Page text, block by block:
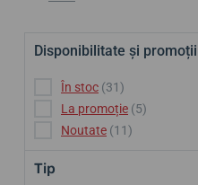
Disponibilitate și promoții
În stoc (31)
La promoție (5)
Noutate (11)
Tip